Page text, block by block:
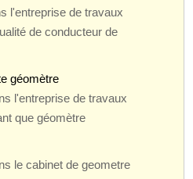
l'entreprise de travaux
de conducteur de
géomètre
l'entreprise de travaux
que géomètre
le cabinet de geometre